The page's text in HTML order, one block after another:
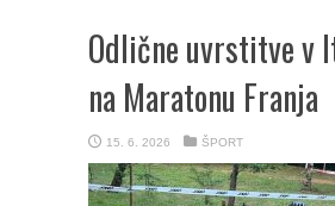
Odlične uvrstitve v
na Maratonu Franja
15. 6. 2026 ŠPORT